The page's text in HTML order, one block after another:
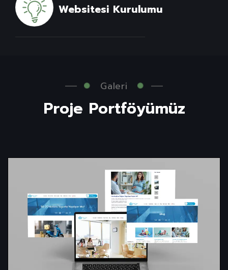
Websitesi Kurulumu
Galeri
Proje Portföyümüz
Web Geliştirme